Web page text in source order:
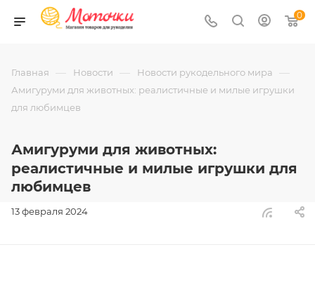
0
Главная — Новости — Новости рукодельного мира —
Амигуруми для животных: реалистичные и милые игрушки
для любимцев
Амигуруми для животных:
реалистичные и милые игрушки для
любимцев
13 февраля 2024